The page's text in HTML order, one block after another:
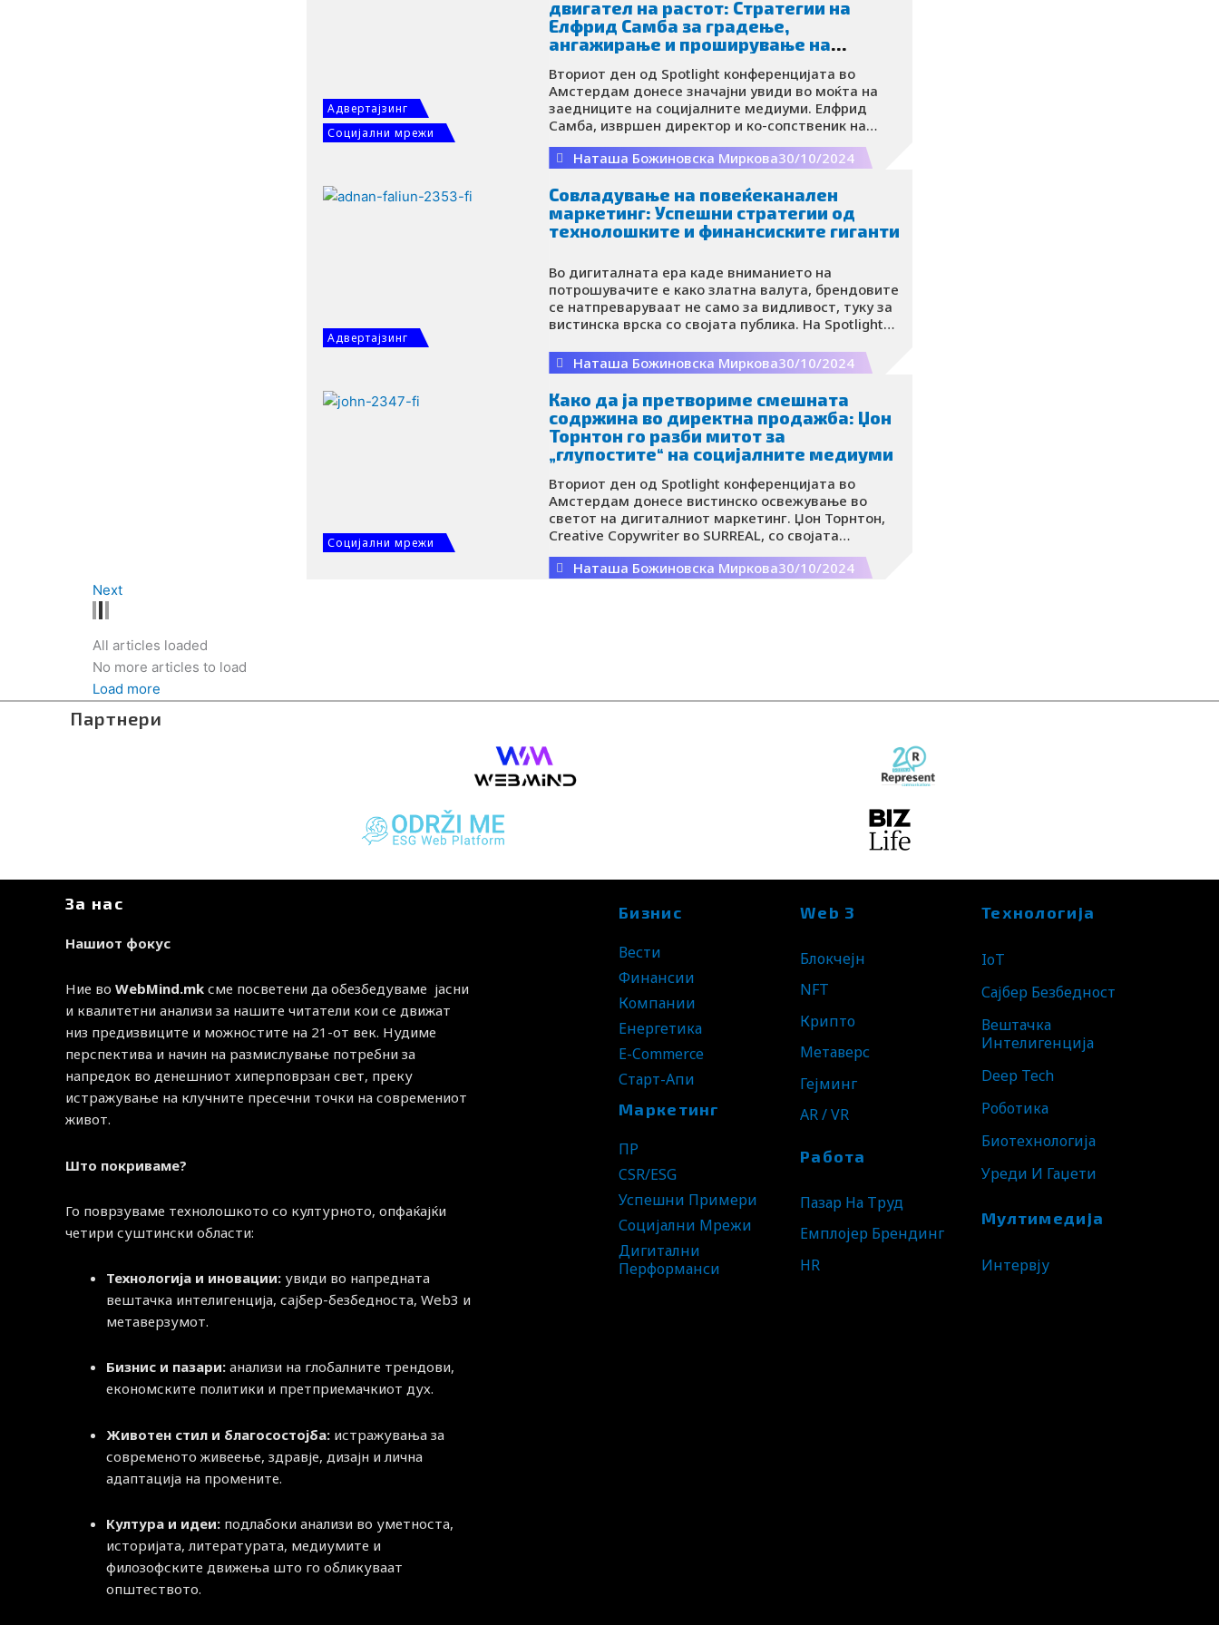
кампањи, покажувајќи како технологијата може
да ги редефинира креативните пристапи и да го
подобри ангажманот со клиентите.
Адвертајзинг
Социјални мрежи
двигател на растот: Стратегии на
Елфрид Самба за градење,
ангажирање и проширување на
Вториот ден од Spotlight конференцијата во
Амстердам донесе значајни увиди во моќта на
заедниците на социјалните медиуми. Елфрид
Самба, извршен директор и ко-сопственик на
социјалните медиуми во Gymshark, сподели како
заедница може да го трансформира растот на
еден бренд.
Наташа Божиновска Миркова30/10/2024
Адвертајзинг
Совладување на повеќеканален
маркетинг: Успешни стратегии од
технолошките и финансиските гиганти
Во дигиталната ера каде вниманието на
потрошувачите е како златна валута, брендовите
се натпреваруваат не само за видливост, туку за
вистинска врска со својата публика. На Spotlight
маркетинг директор за EMEA во Mastercard,
отвори нови хоризонти за тоа како брендовите
можат да ги користат предностите на
повеќеканалниот маркетинг за да постигнат
одржлив успех.
Наташа Божиновска Миркова30/10/2024
Социјални мрежи
Како да ја претвориме смешната
содржина во директна продажба: Џон
Торнтон го разби митот за
„глупостите“ на социјалните медиуми
Вториот ден од Spotlight конференцијата во
Амстердам донесе вистинско освежување во
светот на дигиталниот маркетинг. Џон Торнтон,
Creative Copywriter во SURREAL, со својата
откри како забавната и разиграна содржина – која
Наташа Божиновска Миркова30/10/2024
Next
All articles loaded
No more articles to load
Load more
Партнери
За нас
Нашиот фокус
Ние во WebMind.mk сме посветени да обезбедуваме јасни
и квалитетни анализи за нашите читатели кои се движат
низ предизвиците и можностите на 21-от век. Нудиме
перспектива и начин на размислување потребни за
напредок во денешниот хиперповрзан свет, преку
истражување на клучните пресечни точки на современиот
живот.
Што покриваме?
Го поврзуваме технолошкото со културното, опфаќајќи
четири суштински области:
Технологија и иновации: увиди во напредната
вештачка интелигенција, сајбер-безбедноста, Web3 и
метаверзумот.
Бизнис и пазари: анализи на глобалните трендови,
економските политики и претприемачкиот дух.
Животен стил и благосостојба: истражувања за
современото живеење, здравје, дизајн и лична
адаптација на промените.
Култура и идеи: подлабоки анализи во уметноста,
историјата, литературата, медиумите и
филозофските движења што го обликуваат
општеството.
Бизнис
Вести
Финансии
Компании
Енергетика
E-Commerce
Старт-Апи
Маркетинг
ПР
CSR/ESG
Успешни Примери
Социјални Мрежи
Дигитални
Перформанси
Web 3
Блокчејн
NFT
Крипто
Метаверс
Гејминг
AR / VR
Работа
Пазар На Труд
Емплојер Брендинг
HR
Технологија
IoT
Сајбер Безбедност
Вештачка
Интелигенција
Deep Tech
Роботика
Биотехнологија
Уреди И Гаџети
Мултимедија
Интервју